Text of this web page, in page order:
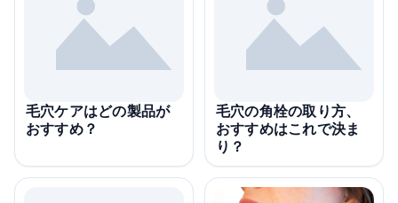
毛穴ケアはどの製品が
おすすめ？
毛穴の角栓の取り方、
おすすめはこれで決ま
り？